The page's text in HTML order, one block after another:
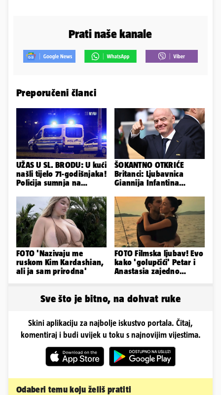
Prati naše kanale
Preporučeni članci
UŽAS U SL. BRODU: U kući
našli tijelo 71-godišnjaka!
Policija sumnja na
ŠOKANTNO OTKRIĆE
Britanci: Ljubavnica
Giannija Infantina
Uefe!?
FOTO 'Nazivaju me
ruskom Kim Kardashian,
ali ja sam prirodna'
FOTO Filmska ljubav! Evo
kako 'golupčići' Petar i
Anastasia zajedno
Sve što je bitno, na dohvat ruke
Skini aplikaciju za najbolje iskustvo portala. Čitaj,
komentiraj i budi uvijek u toku s najnovijim vijestima.
Odaberi temu koju želiš pratiti